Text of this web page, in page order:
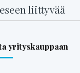
liittyvää
yrityskauppaan